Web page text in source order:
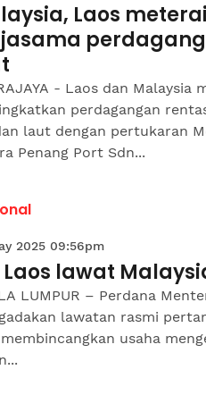
Laos
- Laos dan Malaysia
perdagangan
laut dengan pertukaran
Penang Port Sdn...
2025 09:56pm
Laos lawat
LUMPUR – Perdana
lawatan rasmi
usaha